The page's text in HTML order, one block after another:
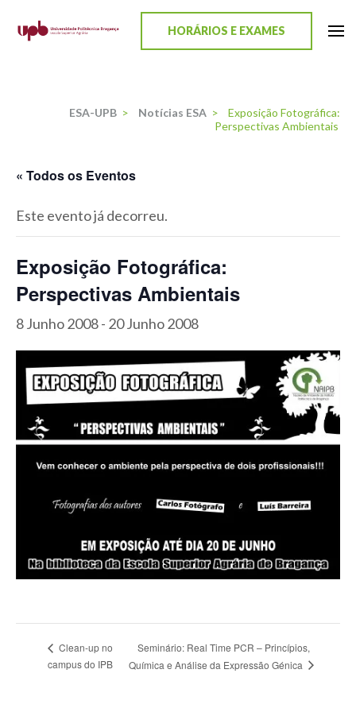
HORÁRIOS E EXAMES
ESA-UPB > Notícias ESA >
Exposição Fotográfica:
Perspectivas Ambientais
« Todos os Eventos
Este evento já decorreu.
Exposição Fotográfica:
Perspectivas Ambientais
8 Junho 2008- 20 Junho 2008
Clean-up no
campus do IPB
Seminário: Real Time PCR – Princípios,
Química e Análise da Expressão Génica